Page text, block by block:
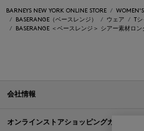
BARNEYS NEW YORK ONLINE STORE
BASERANGE（ベースレンジ）
ウェア
T
BASERANGE ＜ベースレンジ＞ シアー素材ロ
会社情報
オンラインストアショッピングガイド